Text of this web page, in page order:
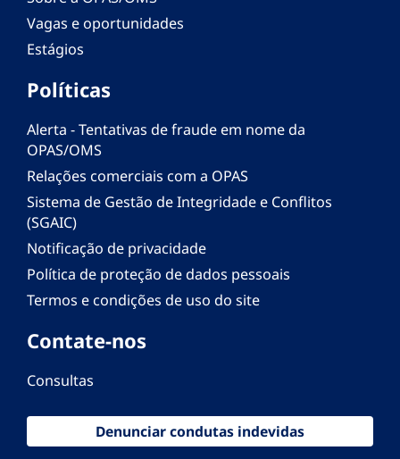
Vagas e oportunidades
Estágios
Políticas
Alerta - Tentativas de fraude em nome da
OPAS/OMS
Relações comerciais com a OPAS
Sistema de Gestão de Integridade e Conflitos
(SGAIC)
Notificação de privacidade
Política de proteção de dados pessoais
Termos e condições de uso do site
Contate-nos
Consultas
Denunciar condutas indevidas